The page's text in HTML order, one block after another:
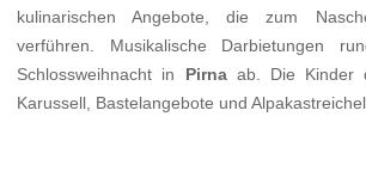
kulinarischen Angebote, die zum
verführen. Musikalische Darbietungen
Schlossweihnacht in Pirnaab. Die Kinder
Karussell, Bastelangebote und